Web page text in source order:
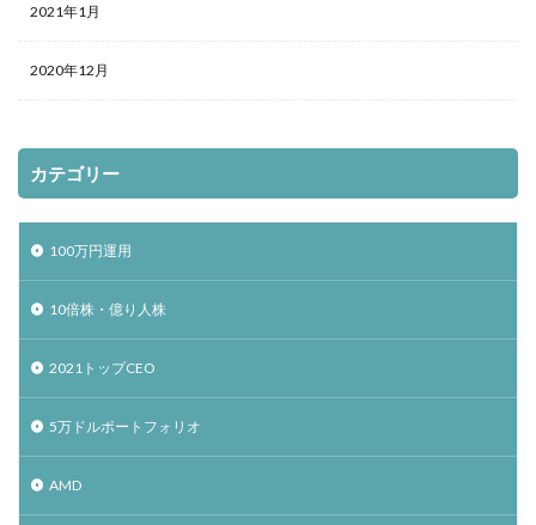
2021年1月
2020年12月
カテゴリー
100万円運用
10倍株・億り人株
2021トップCEO
5万ドルポートフォリオ
AMD